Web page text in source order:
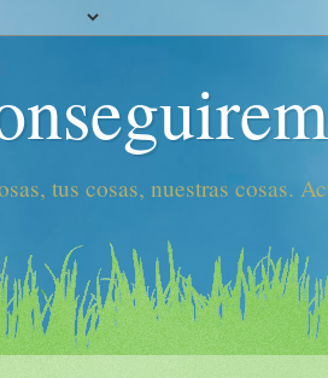
tus cosas, nuestras cosas.